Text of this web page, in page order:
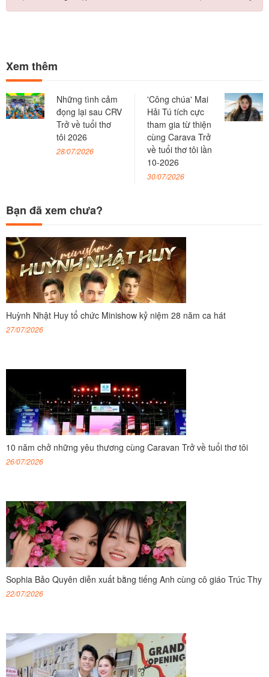
Xem thêm
Những tình cảm
đọng lại sau CRV
Trở về tuổi thơ
tôi 2026
28/07/2026
'Công chúa' Mai
Hải Tú tích cực
tham gia từ thiện
cùng Carava Trở
về tuổi thơ tôi lần
10-2026
30/07/2026
Bạn đã xem chưa?
Huỳnh Nhật Huy tổ chức Minishow kỷ niệm 28 năm ca hát
27/07/2026
10 năm chở những yêu thương cùng Caravan Trở về tuổi thơ tôi
26/07/2026
Sophia Bảo Quyên diễn xuất bằng tiếng Anh cùng cô giáo Trúc Thy
22/07/2026